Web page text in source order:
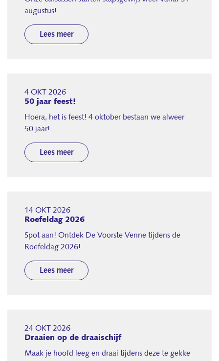
augustus!
Lees meer
4 OKT 2026
50 jaar feest!
Hoera, het is feest! 4 oktober bestaan we alweer
50 jaar!
Lees meer
14 OKT 2026
Roefeldag 2026
Spot aan! Ontdek De Voorste Venne tijdens de
Roefeldag 2026!
Lees meer
24 OKT 2026
Draaien op de draaischijf
Maak je hoofd leeg en draai tijdens deze te gekke